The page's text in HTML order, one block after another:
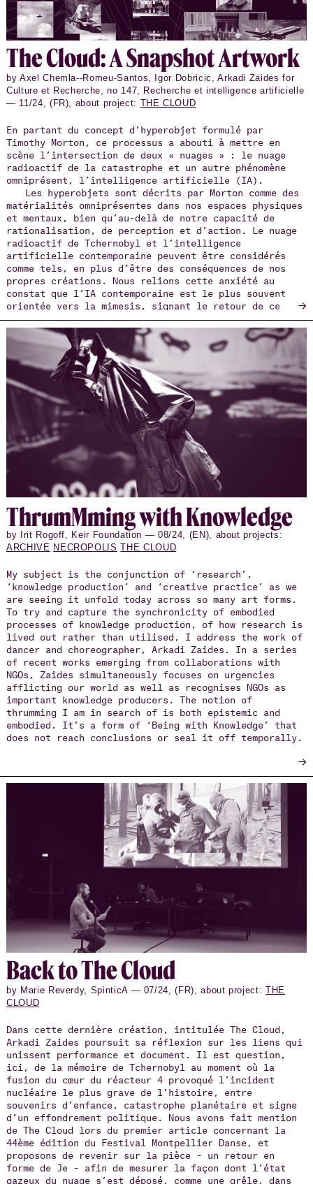
The Cloud: A Snap­shot Art­work
by Axel Chemla--Romeu-Santos, Igor Dobricic, Arkadi Zaides for
Culture et Recherche, no 147, Recherche et intelligence artificielle
— 11/24, (FR), about project: THE CLOUD
En partant du concept d’hyperobjet formulé par
Timothy Morton, ce processus a abouti à mettre en
scène l’intersection de deux « nuages » : le nuage
radioactif de la catastrophe et un autre phénomène
omniprésent, l’intelligence artificielle (IA).
Les hyperobjets sont décrits par Morton comme des
matérialités omniprésentes dans nos espaces physiques
et mentaux, bien qu’au-delà de notre capacité de
rationalisation, de perception et d’action. Le nuage
radioactif de Tchernobyl et l’intelligence
artificielle contemporaine peuvent être considérés
comme tels, en plus d’être des conséquences de nos
propres créations. Nous relions cette anxiété au
constat que l’IA contemporaine est le plus souvent
orientée vers la mimesis, signant le retour de ce
qu’on pourrait appeler un positivisme hyperréaliste.
→
Thrum­M­ming with Knowl­edge
by Irit Rogoff, Keir Foundation — 08/24, (EN), about projects:
ARCHIVE NECROPOLIS THE CLOUD
My subject is the conjunction of ‘research’,
‘knowledge production’ and ‘creative practice’ as we
are seeing it unfold today across so many art forms.
To try and capture the synchronicity of embodied
processes of knowledge production, of how research is
lived out rather than utilised, I address the work of
dancer and choreographer, Arkadi Zaides. In a series
of recent works emerging from collaborations with
NGOs, Zaides simultaneously focuses on urgencies
afflicting our world as well as recognises NGOs as
important knowledge producers. The notion of
thrumming I am in search of is both epistemic and
embodied. It’s a form of ‘Being with Knowledge’ that
does not reach conclusions or seal it off temporally.
→
Back to The Cloud
by Marie Reverdy, SpinticA — 07/24, (FR), about project:THE
CLOUD
Dans cette dernière création, intitulée The Cloud,
Arkadi Zaides poursuit sa réflexion sur les liens qui
unissent performance et document. Il est question,
ici, de la mémoire de Tchernobyl au moment où la
fusion du cœur du réacteur 4 provoqué l’incident
nucléaire le plus grave de l’histoire, entre
souvenirs d’enfance, catastrophe planétaire et signe
d’un effondrement politique. Nous avons fait mention
de The Cloud lors du premier article concernant la
44ème édition du Festival Montpellier Danse, et
proposons de revenir sur la pièce – un retour en
forme de Je – afin de mesurer la façon dont l’état
gazeux du nuage s’est déposé, comme une grêle, dans